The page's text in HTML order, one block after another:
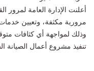
أعلنت الإدارة العامة
مرورية مكثفة، وتعيين
وذلك لمواجهة أي كثافات
تنفيذ مشروع أعمال الصيانة